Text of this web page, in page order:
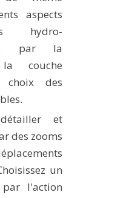
aspects
hydro-
par la
couche
des
et
des zooms
un
l'action